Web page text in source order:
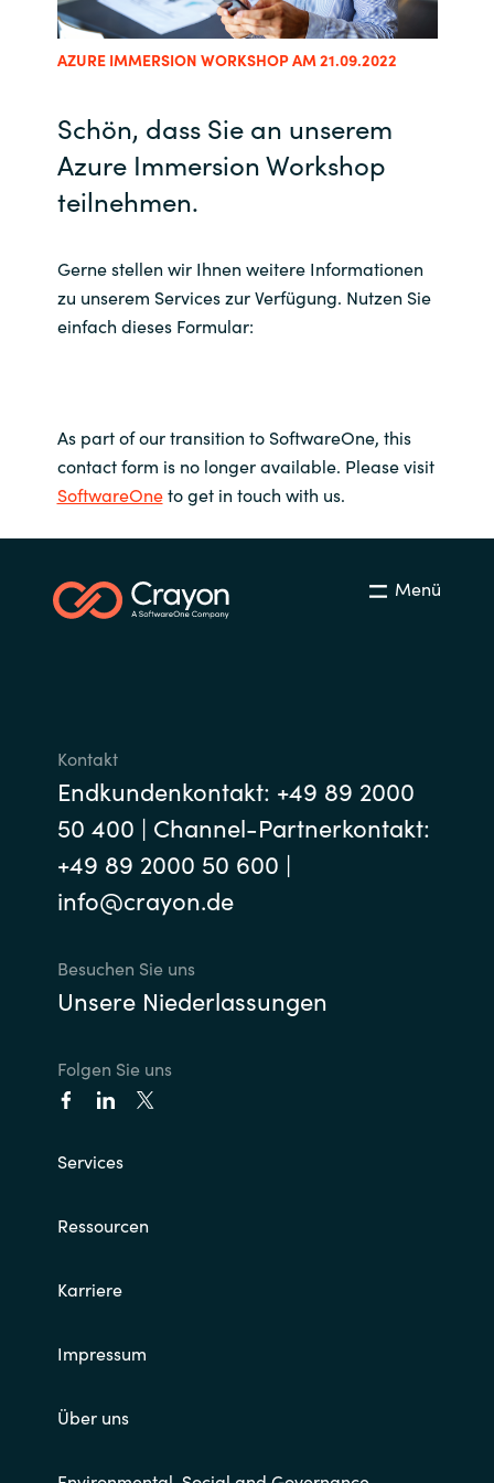
Bulgaria
Denmark
France
Iceland
India
Indonesia
Lithuania
Malaysia
Kontakt
Karriere
Channel Partner
AZURE IMMERSION WORKSHOP AM 21.09.2022
Schön, dass Sie an unserem
Azure Immersion Workshop
teilnehmen.
Gerne stellen wir Ihnen weitere Informationen
zu unserem Services zur Verfügung. Nutzen Sie
einfach dieses Formular:
As part of our transition to SoftwareOne, this
contact form is no longer available. Please visit
SoftwareOneto get in touch with us.
Menü
Kontakt
Endkundenkontakt: +49 89 2000
50 400 | Channel-Partnerkontakt:
+49 89 2000 50 600 |
info@crayon.de
Besuchen Sie uns
Unsere Niederlassungen
Folgen Sie uns
Services
Ressourcen
Karriere
Impressum
Über uns